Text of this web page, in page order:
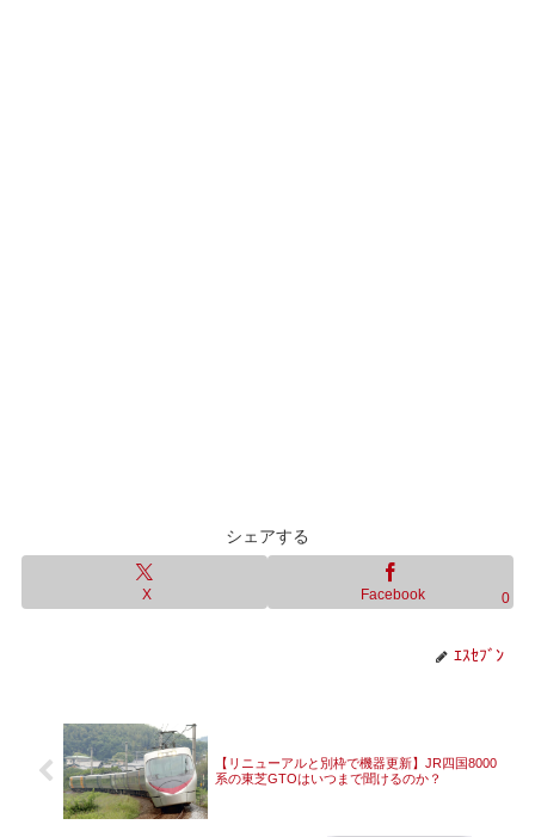
シェアする
X Facebook 0
ｴｽｾﾌﾞﾝ
【リニューアルと別枠で機器更新】JR四国8000
系の東芝GTOはいつまで聞けるのか？